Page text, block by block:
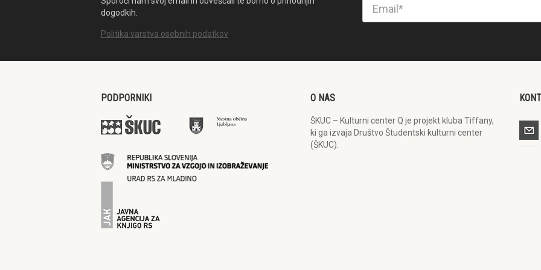
dogodkih.
Politika varstva osebnih podatkov
PODPORNIKI O NAS
ŠKUC – Kulturni center Q je projekt kluba Tiffany,
ki ga izvaja Društvo Študentski kulturni center
(ŠKUC).